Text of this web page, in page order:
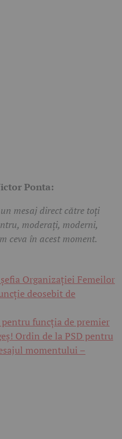
Ponta:
mesaj direct către toți
moderați, moderni,
ceva în acest moment.
Organizației Femeilor
deosebit de
funcția de premier
Ordin de la PSD pentru
momentului –